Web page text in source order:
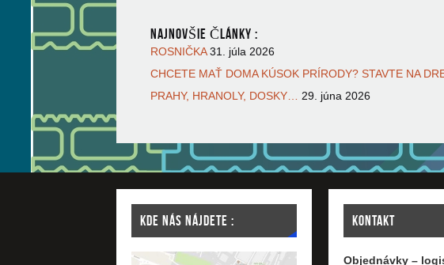
NAJNOVŠIE ČLÁNKY :
ROSNIČKA 31. júla 2026
CHCETE MAŤ DOMA KÚSOK PRÍRODY? STAVTE NA
PRAHY, HRANOLY, DOSKY…
29. júna 2026
KDE NÁS NÁJDETE : KONTAKT
Objednávky –